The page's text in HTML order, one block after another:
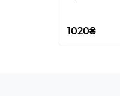
1020₴